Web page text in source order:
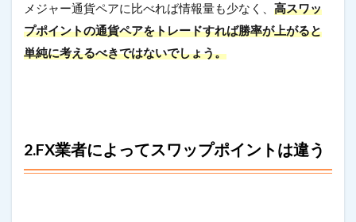
メジャー通貨ペアに比べれば情報量も少なく、 高スワッ
プポイントの通貨ペアをトレードすれば勝率が上がると
単純に考えるべきではないでしょう。
2.FX業者によってスワップポイントは違う